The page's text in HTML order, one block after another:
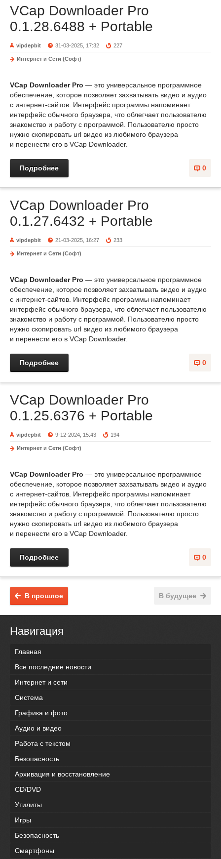
VCap Downloader Pro
0.1.28.6488 + Portable
vipdepbit 31-03-2025, 17:32 227
Интернет и Сети (Софт)
VCap Downloader Pro — это универсальное программное
обеспечение, которое позволяет захватывать видео и аудио
с интернет-сайтов. Интерфейс программы напоминает
интерфейс обычного браузера, что облегчает пользователю
знакомство и работу с программой. Пользователю просто
нужно скопировать url видео из любимого браузера
и перенести его в VCap Downloader.
0
Подробнее
VCap Downloader Pro
0.1.27.6432 + Portable
vipdepbit 21-03-2025, 16:27 233
Интернет и Сети (Софт)
VCap Downloader Pro — это универсальное программное
обеспечение, которое позволяет захватывать видео и аудио
с интернет-сайтов. Интерфейс программы напоминает
интерфейс обычного браузера, что облегчает пользователю
знакомство и работу с программой. Пользователю просто
нужно скопировать url видео из любимого браузера
и перенести его в VCap Downloader.
0
Подробнее
VCap Downloader Pro
0.1.25.6376 + Portable
vipdepbit 9-12-2024, 15:43 194
Интернет и Сети (Софт)
VCap Downloader Pro — это универсальное программное
обеспечение, которое позволяет захватывать видео и аудио
с интернет-сайтов. Интерфейс программы напоминает
интерфейс обычного браузера, что облегчает пользователю
знакомство и работу с программой. Пользователю просто
нужно скопировать url видео из любимого браузера
и перенести его в VCap Downloader.
0
Подробнее
В будущее
В прошлое
Навигация
Главная
Все последние новости
Интернет и сети
Система
Графика и фото
Аудио и видео
Работа с текстом
Безопасность
Архивация и восстановление
CD/DVD
Утилиты
Игры
Безопасность
Смартфоны